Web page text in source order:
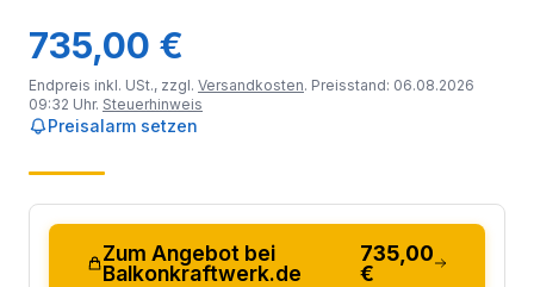
735,00 €
Endpreis inkl. USt., zzgl. Versandkosten. Preisstand: 06.08.2026
09:32 Uhr. Steuerhinweis
Preisalarm setzen
Zum Angebot bei
Balkonkraftwerk.de
735,00
€